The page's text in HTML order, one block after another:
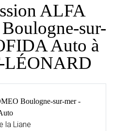
ALFA
sur-
Auto à
LÉONARD
Boulogne-sur-mer -
la Liane